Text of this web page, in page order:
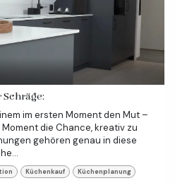
im ersten Moment den Mut –
die Chance, kreativ zu
gehören genau in diese
Küchenkauf Küchenplanung